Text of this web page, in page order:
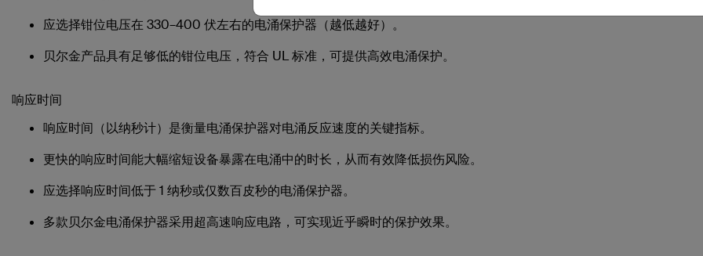
应选择钳位电压在 330–400 伏左右的电涌保护器（越低越好）。
贝尔金产品具有足够低的钳位电压，符合 UL 标准，可提供高效电涌保护。
响应时间
响应时间（以纳秒计）是衡量电涌保护器对电涌反应速度的关键指标。
更快的响应时间能大幅缩短设备暴露在电涌中的时长，从而有效降低损伤风险。
应选择响应时间低于 1 纳秒或仅数百皮秒的电涌保护器。
多款贝尔金电涌保护器采用超高速响应电路，可实现近乎瞬时的保护效果。